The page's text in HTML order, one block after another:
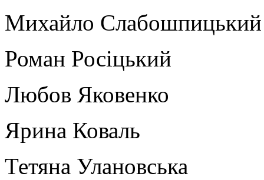
Михайло Слабошпицький
Роман Росіцький
Любов Яковенко
Ярина Коваль
Тетяна Улановська